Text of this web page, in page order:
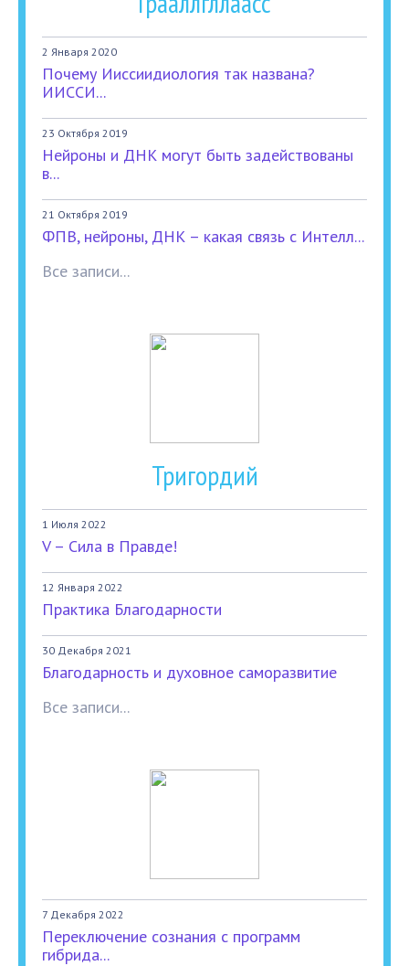
2 Января 2020
Почему Ииссиидиология так названа?
ИИССИ...
23 Октября 2019
Нейроны и ДНК могут быть задействованы
в...
21 Октября 2019
ФПВ, нейроны, ДНК – какая связь с Интелл...
Все записи...
Тригордий
1 Июля 2022
V – Сила в Правде!
12 Января 2022
Практика Благодарности
30 Декабря 2021
Благодарность и духовное саморазвитие
Все записи...
7 Декабря 2022
Переключение сознания с программ
гибрида...